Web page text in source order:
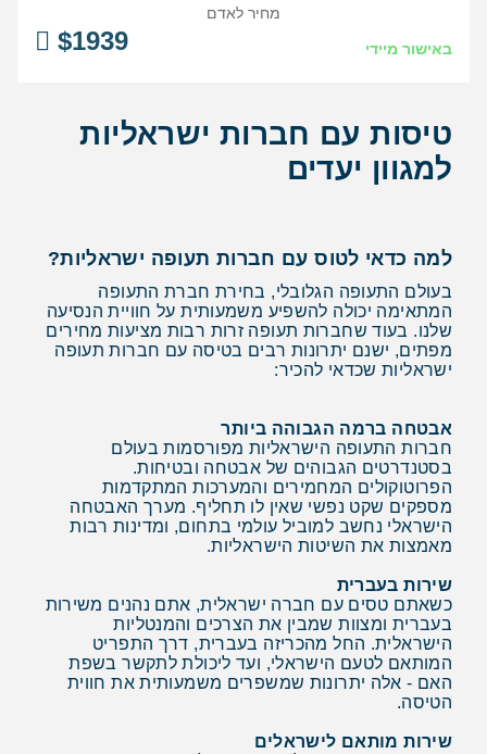
באישור מיידי $1939
מחיר לאדם
טיסות עם חברות ישראליות
למגוון יעדים
למה כדאי לטוס עם חברות תעופה ישראליות?
בעולם התעופה הגלובלי, בחירת חברת התעופה
המתאימה יכולה להשפיע משמעותית על חוויית הנסיעה
שלנו. בעוד שחברות תעופה זרות רבות מציעות מחירים
מפתים, ישנם יתרונות רבים בטיסה עם חברות תעופה
ישראליות שכדאי להכיר:
אבטחה ברמה הגבוהה ביותר
חברות התעופה הישראליות מפורסמות בעולם
בסטנדרטים הגבוהים של אבטחה ובטיחות.
הפרוטוקולים המחמירים והמערכות המתקדמות
מספקים שקט נפשי שאין לו תחליף. מערך האבטחה
הישראלי נחשב למוביל עולמי בתחום, ומדינות רבות
מאמצות את השיטות הישראליות.
שירות בעברית
כשאתם טסים עם חברה ישראלית, אתם נהנים משירות
בעברית ומצוות שמבין את הצרכים והמנטליות
הישראלית. החל מהכריזה בעברית, דרך התפריט
המותאם לטעם הישראלי, ועד ליכולת לתקשר בשפת
האם - אלה יתרונות שמשפרים משמעותית את חווית
הטיסה.
שירות מותאם לישראלים